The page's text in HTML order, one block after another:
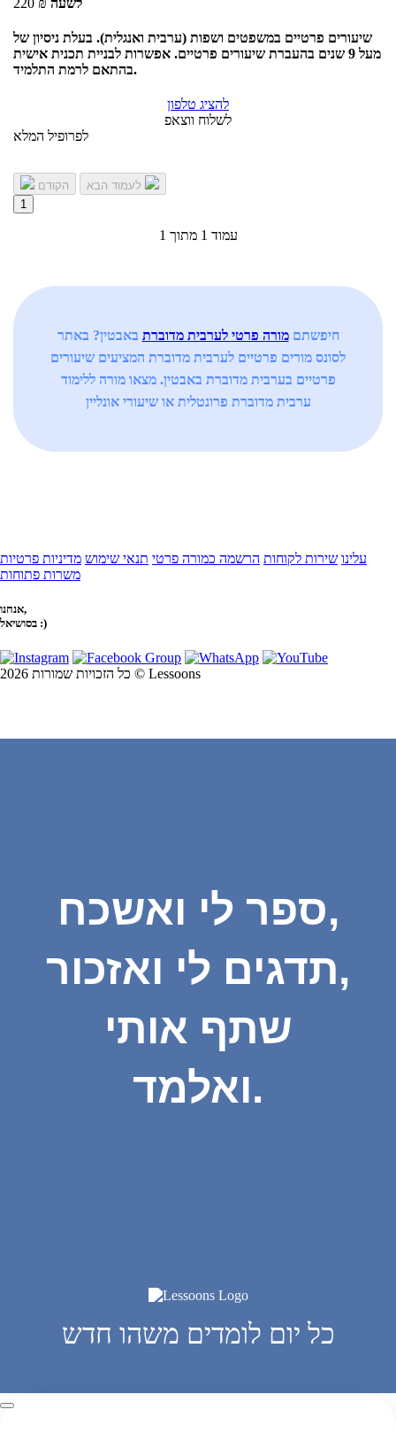
שיעורים פרטיים במשפטים ושפות (ערבית ואנגלית). בעלת ניסיון של
מעל 9 שנים בהעברת שיעורים פרטיים. אפשרות לבניית תכנית אישית
בהתאם לרמת התלמיד.
להציג טלפון
לשלוח ווצאפ
לפרופיל המלא
הקודם
1
עמוד 1 מתוך 1
חיפשתםמורה פרטי לערבית מדוברת באבטין? באתר
לסונס מורים פרטיים לערבית מדוברת המציעים שיעורים
פרטיים בערבית מדוברת באבטין. מצאו מורה ללימוד
ערבית מדוברת פרונטלית או שיעורי אונליין
עלינו שירות לקוחות הרשמה כמורה פרטי תנאי שימוש מדיניות פרטיות
משרות פתוחות
אנחנו,
בסושיאל :)
כל הזכויות שמורות 2026 © Lessoons
ספר לי ואשכח,
תדגים לי ואזכור,
שתף אותי
ואלמד.
כל יום לומדים משהו חדש